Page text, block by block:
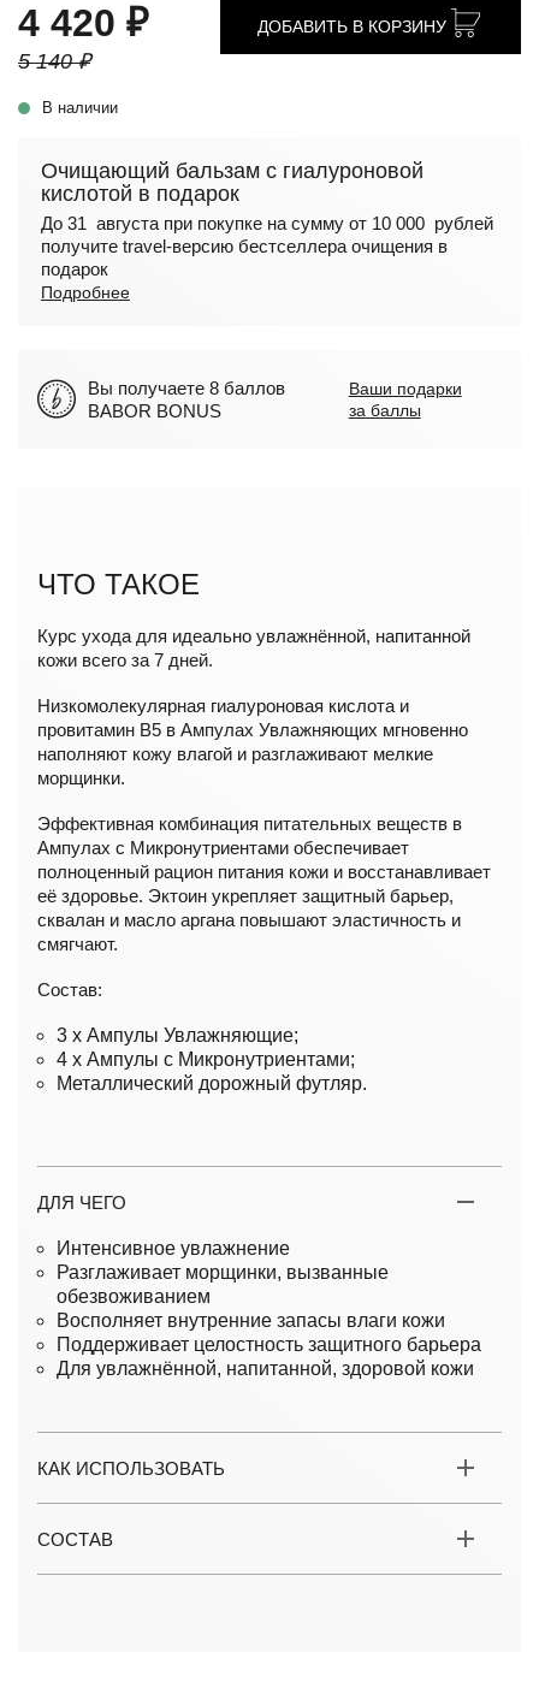
4 420 ₽
5 140 ₽
В наличии
ДОБАВИТЬ В КОРЗИНУ
Очищающий бальзам с гиалуроновой
кислотой в подарок
До 31 августа при покупке на сумму от 10 000 рублей
получите travel-версию бестселлера очищения в
подарок
Подробнее
Вы получаете 8 баллов
BABOR BONUS
Ваши подарки
за баллы
ЧТО ТАКОЕ
Курс ухода для идеально увлажнённой, напитанной
кожи всего за 7 дней.
Низкомолекулярная гиалуроновая кислота и
провитамин B5 в Ампулах Увлажняющих мгновенно
наполняют кожу влагой и разглаживают мелкие
морщинки.
Эффективная комбинация питательных веществ в
Ампулах с Микронутриентами обеспечивает
полноценный рацион питания кожи и восстанавливает
её здоровье. Эктоин укрепляет защитный барьер,
сквалан и масло аргана повышают эластичность и
смягчают.
Состав:
3 x Ампулы Увлажняющие;
4 x Ампулы с Микронутриентами;
Металлический дорожный футляр.
ДЛЯ ЧЕГО
Интенсивное увлажнение
Разглаживает морщинки, вызванные
обезвоживанием
Восполняет внутренние запасы влаги кожи
Поддерживает целостность защитного барьера
Для увлажнённой, напитанной, здоровой кожи
КАК ИСПОЛЬЗОВАТЬ
СОСТАВ